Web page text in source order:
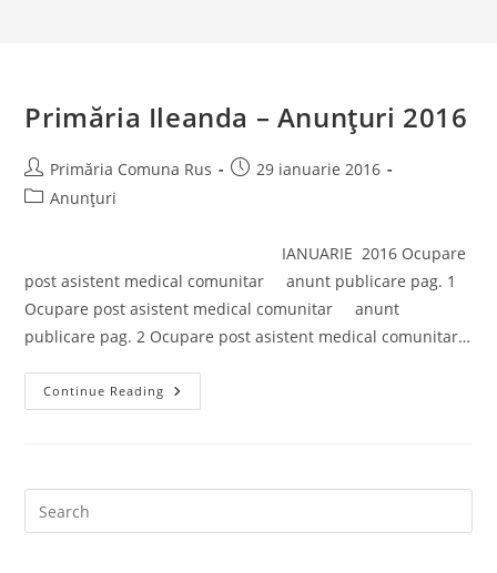
Primăria Ileanda – Anunţuri 2016
Post
author:
Primăria Comuna Rus
Post29 ianuarie 2016
PostAnunțuri
IANUARIE 2016 Ocupare
post asistent medical comunitar anunt publicare pag. 1
Ocupare post asistent medical comunitar anunt
publicare pag. 2 Ocupare post asistent medical comunitar…
Continue Reading Primăria
Ileanda